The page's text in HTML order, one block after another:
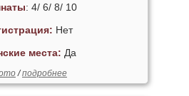
: 4/ 6/ 8/ 10
Нет
места: Да
/подробнее